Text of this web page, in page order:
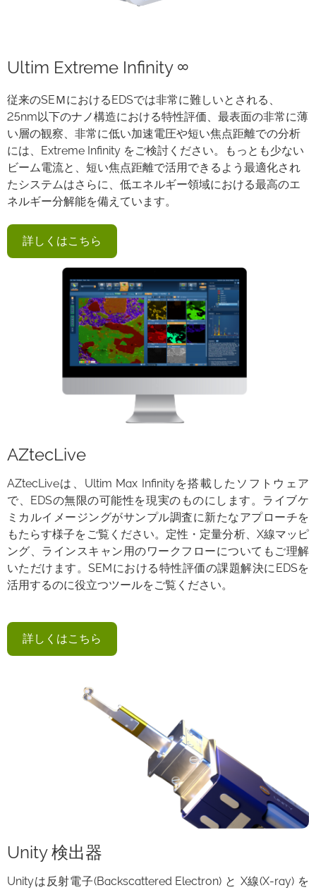
Ultim Extreme Infinity ∞
従来のSEＭにおけるEDSでは非常に難しいとされる、
25nm以下のナノ構造における特性評価、最表面の非常に薄
い層の観察、非常に低い加速電圧や短い焦点距離での分析
には、Extreme Infinity をご検討ください。もっとも少ない
ビーム電流と、短い焦点距離で活用できるよう最適化され
たシステムはさらに、低エネルギー領域における最高のエ
ネルギー分解能を備えています。
詳しくはこちら
AZtecLive
AZtecLiveは、Ultim Max Infinityを搭載したソフトウェア
で、EDSの無限の可能性を現実のものにします。ライブケ
ミカルイメージングがサンプル調査に新たなアプローチを
もたらす様子をご覧ください。定性・定量分析、X線マッピ
ング、ラインスキャン用のワークフローについてもご理解
いただけます。SEMにおける特性評価の課題解決にEDSを
活用するのに役立つツールをご覧ください。
詳しくはこちら
Unity 検出器
Unityは反射電子(Backscattered Electron) と X線(X-ray) を